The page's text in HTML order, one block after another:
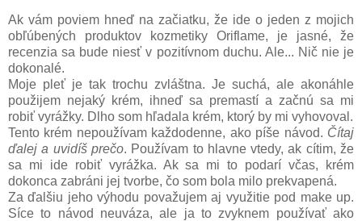
Ak vám poviem hneď na začiatku, že ide o jeden z mojich
obľúbených produktov kozmetiky Oriflame, je jasné, že
recenzia sa bude niesť v pozitívnom duchu. Ale... Nič nie je
dokonalé.
Moje pleť je tak trochu zvláštna. Je suchá, ale akonáhle
použijem nejaký krém, ihneď sa premastí a začnú sa mi
robiť vyrážky. Dlho som hľadala krém, ktorý by mi vyhovoval.
Tento krém nepoužívam každodenne, ako píše návod. Čítaj
ďalej a uvidíš prečo. Používam to hlavne vtedy, ak cítim, že
sa mi ide robiť vyrážka. Ak sa mi to podarí včas, krém
dokonca zabráni jej tvorbe, čo som bola milo prekvapená.
Za ďalšiu jeho výhodu považujem aj využitie pod make up.
Síce to návod neuváza, ale ja to zvyknem používať ako